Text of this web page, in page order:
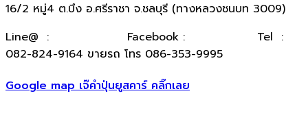
16/2 หมู่4 ต.บึง อ.ศรีราชา จ.ชลบุรี (ทางหลวงชนบท 3009)
​Line@ :
Facebook :
Tel :
082-824-9164 ขายรถ โทร 086-353-9995
Google map เจ๊คำปุ่นยูสคาร์ คลิ๊กเลย